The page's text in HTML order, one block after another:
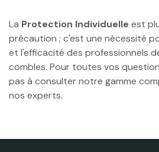
La Protection Individuelle est
précaution ; c'est une nécessité
et l'efficacité des professionnels
combles. Pour toutes vos
pas à consulter notre gamme
nos experts.